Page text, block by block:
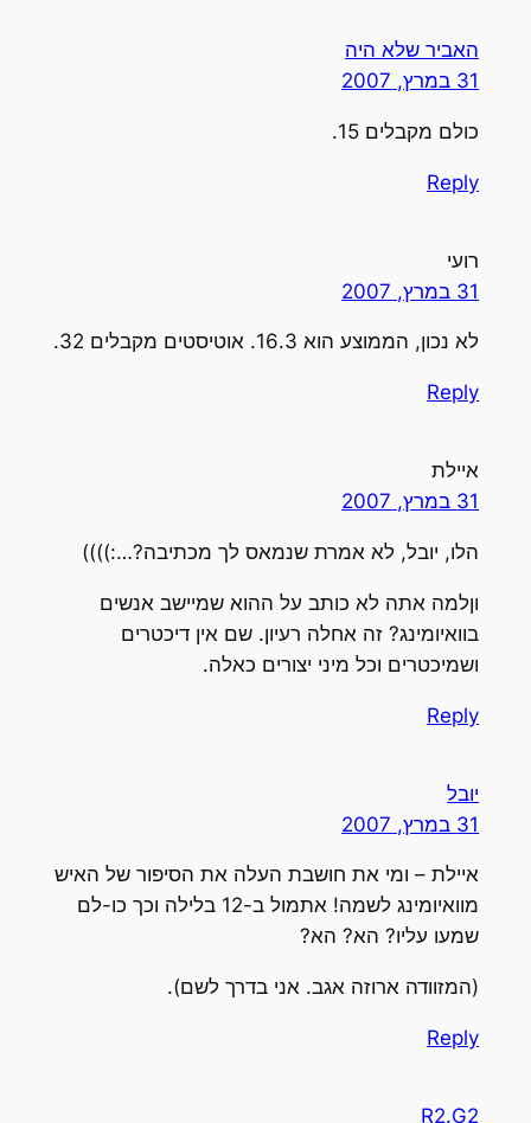
האביר שלא היה
31 במרץ, 2007
כולם מקבלים 15.
Reply
רועי
31 במרץ, 2007
לא נכון, הממוצע הוא 16.3. אוטיסטים מקבלים 32.
Reply
איילת
31 במרץ, 2007
הלו, יובל, לא אמרת שנמאס לך מכתיבה?…:))))
וןלמה אתה לא כותב על ההוא שמיישב אנשים
בוואיומינג? זה אחלה רעיון. שם אין דיכטרים
ושמיכטרים וכל מיני יצורים כאלה.
Reply
יובל
31 במרץ, 2007
איילת – ומי את חושבת העלה את הסיפור של האיש
מוואיומינג לשמה! אתמול ב-12 בלילה וכך כו-לם
שמעו עליו? הא? הא?
(המזוודה ארוזה אגב. אני בדרך לשם).
Reply
R2.G2